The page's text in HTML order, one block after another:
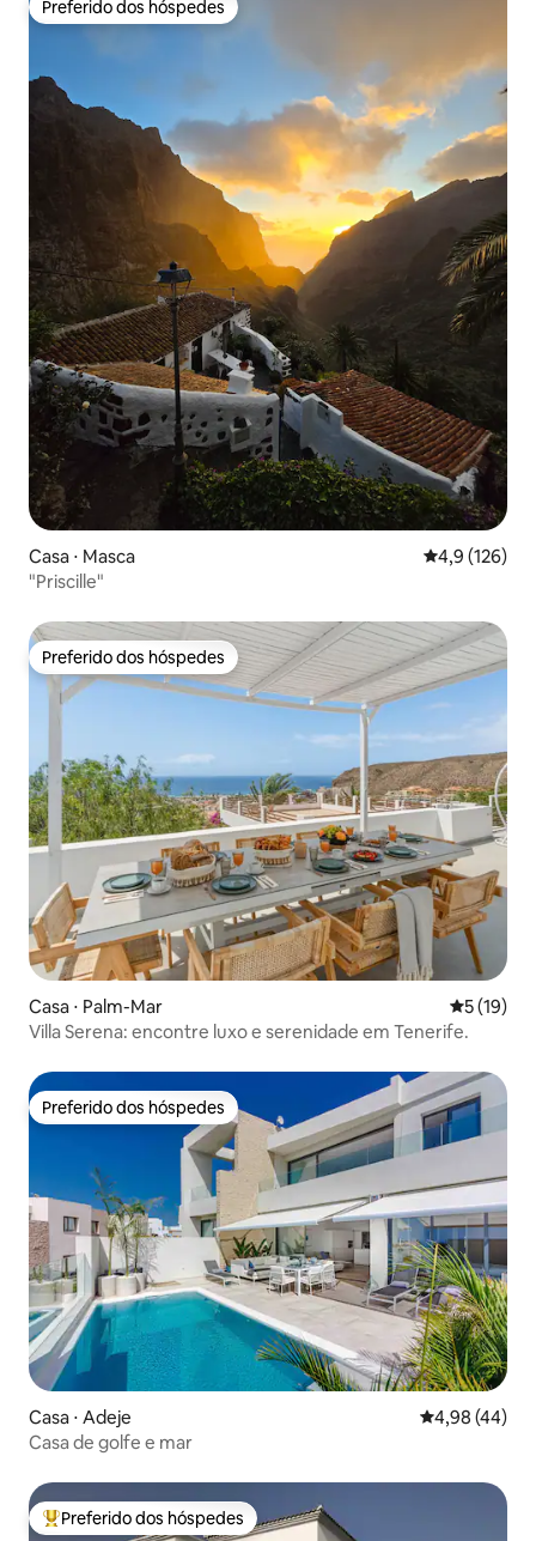
Preferido dos hóspedes
Preferido dos hóspedes
Casa ⋅ Masca 4,9 de uma
4,9 (126)
"Priscille"
Preferido dos hóspedes
Preferido dos hóspedes
Casa ⋅ Palm-Mar 5 de uma
5 (19)
Villa Serena: encontre luxo e serenidade em Tenerife.
Preferido dos hóspedes
Preferido dos hóspedes
Casa ⋅ Adeje 4,98 de uma
4,98 (44)
Casa de golfe e mar
Entre os melhores preferidos dos hóspedes
Preferido dos hóspedes